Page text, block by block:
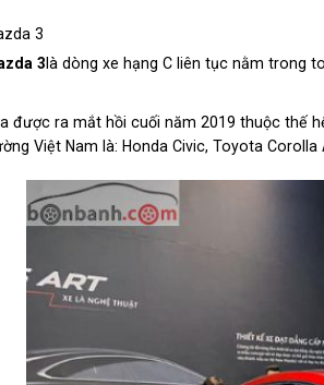
3
3 là dòng xe hạng C liên tục nằm trong
được ra mắt hồi cuối năm 2019 thuộc thế
Việt Nam là: Honda Civic, Toyota Corolla